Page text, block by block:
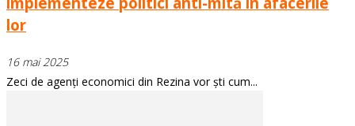
lor
16 mai 2025
Zeci de agenți economici din Rezina vor ști cum...